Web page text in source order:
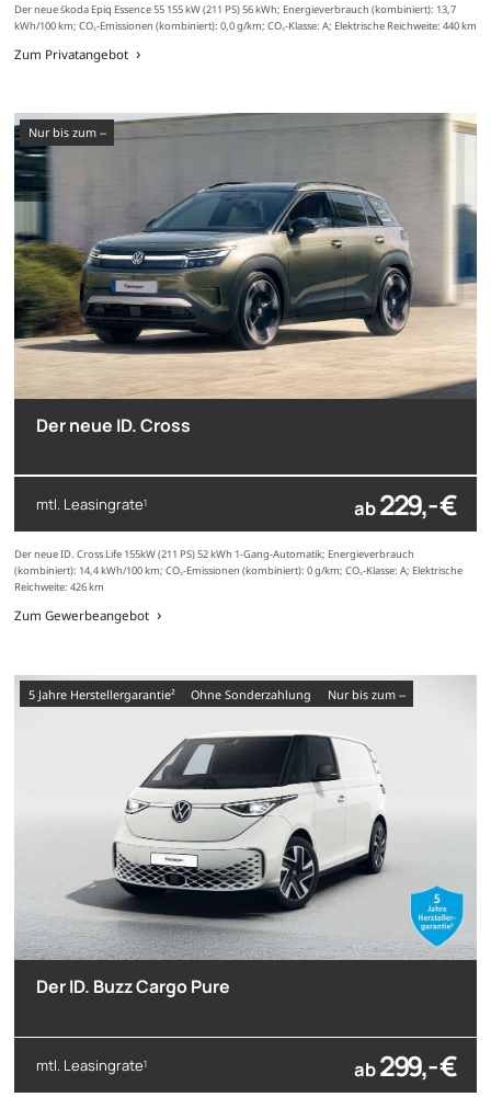
Der neue Škoda Epiq Essence 55 155 kW (211 PS) 56 kWh; Energieverbrauch (kombiniert): 13,7
kWh/100 km; CO₂-Emissionen (kombiniert): 0,0 g/km; CO₂-Klasse: A; Elektrische Reichweite: 440 km
Zum Privatangebot
nur bis zum --
Der neue ID. Cross
mtl. Leasingrate1 ab229,- €
Der neue ID. Cross Life 155kW (211 PS) 52 kWh 1-Gang-Automatik; Energieverbrauch
(kombiniert): 14,4 kWh/100 km; CO₂-Emissionen (kombiniert): 0 g/km; CO₂-Klasse: A; Elektrische
Reichweite: 426 km
Zum Gewerbeangebot
5 Jahre Herstellergarantie² Ohne Sonderzahlung nur bis zum --
Der ID. Buzz Cargo Pure
mtl. Leasingrate1 ab299,- €